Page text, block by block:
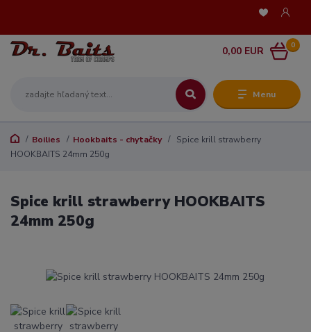
Menu
0
0,00 EUR
Boilies Hookbaits - chytačky
Spice krill strawberry
HOOKBAITS 24mm 250g
Spice krill strawberry HOOKBAITS
24mm 250g